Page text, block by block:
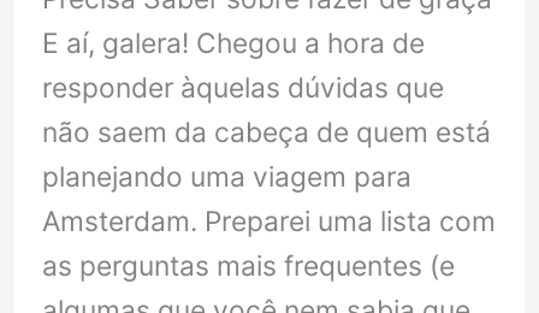
E aí, galera! Chegou a hora de
responder àquelas dúvidas que
não saem da cabeça de quem está
planejando uma viagem para
Amsterdam. Preparei uma lista com
as perguntas mais frequentes (e